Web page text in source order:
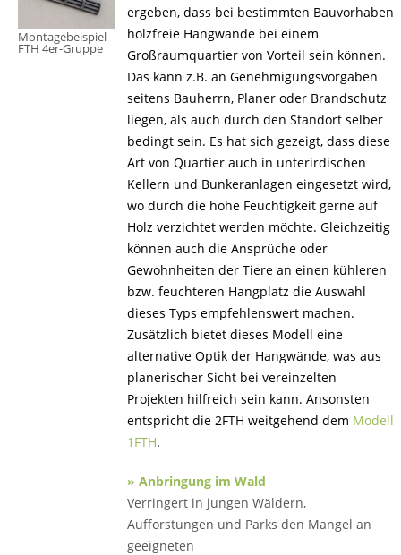
Montagebeispiel
FTH 4er-Gruppe
ergeben, dass bei bestimmten Bauvorhaben
holzfreie Hangwände bei einem
Großraumquartier von Vorteil sein können.
Das kann z.B. an Geneh­migungsvorgaben
seitens Bauherrn, Planer oder Brandschutz
liegen, als auch durch den Standort selber
bedingt sein. Es hat sich gezeigt, dass diese
Art von Quartier auch in unterirdischen
Kellern und Bunkeranlagen eingesetzt wird,
wo durch die hohe Feuchtigkeit gerne auf
Holz verzichtet werden möchte. Gleichzeitig
können auch die Ansprüche oder
Gewohnheiten der Tiere an einen kühleren
bzw. feuchteren Hangplatz die Auswahl
dieses Typs empfehlenswert machen.
Zusätzlich bietet dieses Modell eine
alternative Optik der Hangwände, was aus
planerischer Sicht bei vereinzelten
Projekten hilfreich sein kann. Ansonsten
entspricht die 2FTH weitgehend dem Modell
1FTH.
» Anbringung im Wald
Verringert in jungen Wäldern,
Aufforstungen und Parks den Mangel an
geeigneten